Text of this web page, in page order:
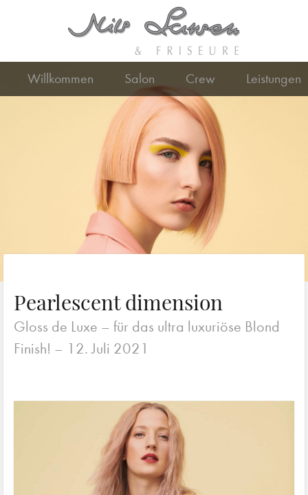
Willkommen Salon Crew Leistungen
Pearlescent dimension
Gloss de Luxe – für das ultra luxuriöse Blond
Finish! – 12. Juli 2021